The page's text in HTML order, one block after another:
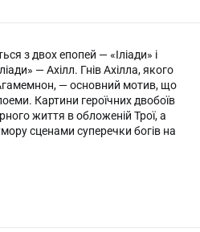
з двох епопей — «Іліади» і
— Ахілл. Гнів Ахілла, якого
— основний мотив, що
Картини героїчних двобоїв
життя в обложеній Трої, а
сценами суперечки богів на